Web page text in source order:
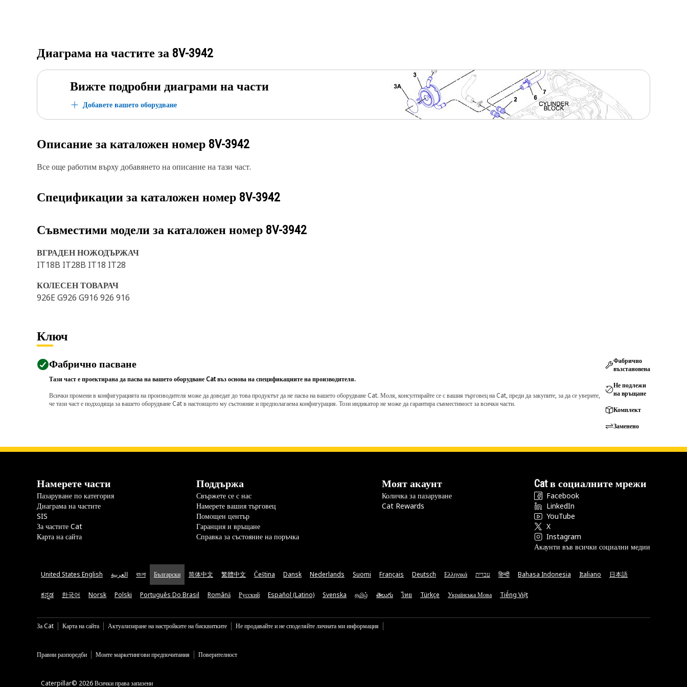
Диаграма на частите за 8V-3942
Вижте подробни диаграми на части
Добавете вашето оборудване
Описание за каталожен номер 8V-3942
Все още работим върху добавянето на описание на тази част.
Спецификации за каталожен номер 8V-3942
Съвместими модели за каталожен номер 8V-3942
ВГРАДЕН НОЖОДЪРЖАЧ
IT18B IT28B IT18 IT28
КОЛЕСЕН ТОВАРАЧ
926E G926 G916 926 916
Ключ
Фабрично пасване
Тази част е проектирана да пасва на вашето оборудване Cat въз основа на спецификациите на производителя.
Всички промени в конфигурацията на производителя може да доведат до това продуктът да не пасва на вашето оборудване Cat. Моля, консултирайте се с вашия търговец на Cat, преди да закупите, за да се уверите,
че тази част е подходяща за вашето оборудване Cat в настоящото му състояние и предполагаема конфигурация. Този индикатор не може да гарантира съвместимост за всички части.
Фабрично
възстановена
Не подлежи
на връщане
Комплект
Заменено
Намерете части
Пазаруване по категория
Диаграма на частите
SIS
За частите Cat
Карта на сайта
Поддържа
Свържете се с нас
Намерете вашия търговец
Помощен център
Гаранция и връщане
Справка за състояние на поръчка
Моят акаунт
Количка за пазаруване
Cat Rewards
Cat в социалните мрежи
Facebook
LinkedIn
YouTube
X
Instagram
Акаунти във всички социални медии
United States English العربية বাংলা Български 简体中文 繁體中文 Čeština Dansk Nederlands Suomi Français Deutsch Ελληνικά עברית हिन्दी Bahasa Indonesia Italiano 日本語
ಕನ್ನಡ 한국어 Norsk Polski Português Do Brasil Română Русский Español (Latino) Svenska தமிழ் తెలుగు ไทย Türkçe Українська Мова Tiếng Việt
За Cat Карта на сайта Актуализиране на настройките на бисквитките Не продавайте и не споделяйте личната ми информация
Правни разпоредби Моите маркетингови предпочитания Поверителност
Caterpillar© 2026 Всички права запазени